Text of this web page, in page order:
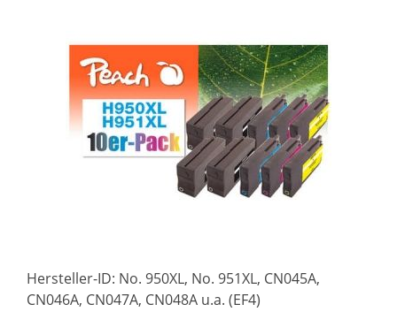
Hersteller-ID: No. 950XL, No. 951XL, CN045A,
CN046A, CN047A, CN048A u.a. (EF4)